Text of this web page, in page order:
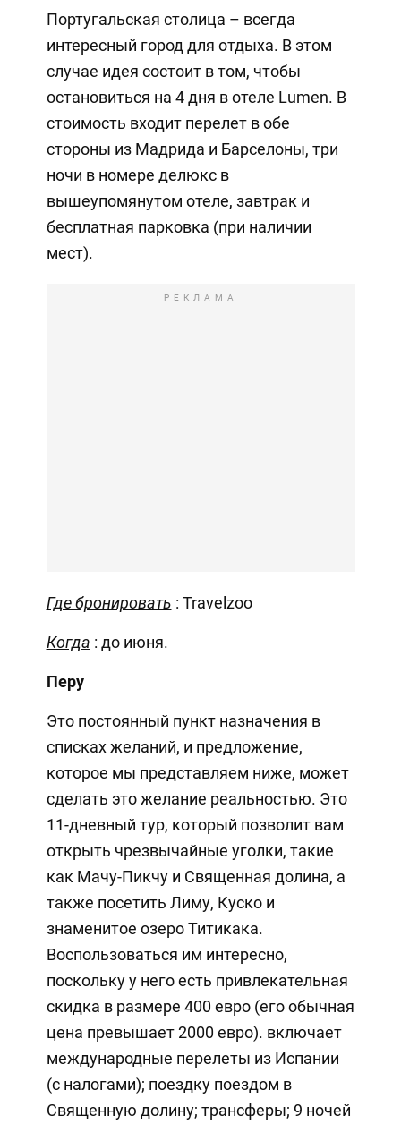
Португальская столица – всегда
интересный город для отдыха. В этом
случае идея состоит в том, чтобы
остановиться на 4 дня в отеле Lumen. В
стоимость входит перелет в обе
стороны из Мадрида и Барселоны, три
ночи в номере делюкс в
вышеупомянутом отеле, завтрак и
бесплатная парковка (при наличии
мест).
РЕКЛАМА
Где бронировать : Travelzoo
Когда : до июня.
Перу
Это постоянный пункт назначения в
списках желаний, и предложение,
которое мы представляем ниже, может
сделать это желание реальностью. Это
11-дневный тур, который позволит вам
открыть чрезвычайные уголки, такие
как Мачу-Пикчу и Священная долина, а
также посетить Лиму, Куско и
знаменитое озеро Титикака.
Воспользоваться им интересно,
поскольку у него есть привлекательная
скидка в размере 400 евро (его обычная
цена превышает 2000 евро). включает
международные перелеты из Испании
(с налогами); поездку поездом в
Священную долину; трансферы; 9 ночей